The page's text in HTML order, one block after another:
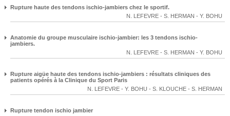
Rupture haute des tendons ischio-jambiers chez le sportif.
N. LEFEVRE - S. HERMAN - Y. BOHU
Anatomie du groupe musculaire ischio-jambier: les 3 tendons ischio-
jambiers.
N. LEFEVRE - S. HERMAN - Y. BOHU
Rupture aigüe haute des tendons ischio-jambiers : résultats cliniques des
patients opérés à la Clinique du Sport Paris
N. LEFEVRE - Y. BOHU - S. KLOUCHE - S. HERMAN
Rupture tendon ischio jambier